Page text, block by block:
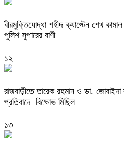
বীরমুক্তিযোদ্ধা শহীদ ক্যাপ্টেন শেখ
পুলিশ সুপারের বাণী
১২
রাজবাড়ীতে তারেক রহমান ও ডা. জোবাইদা
প্রতিবাদে বিক্ষোভ মিছিল
১৩